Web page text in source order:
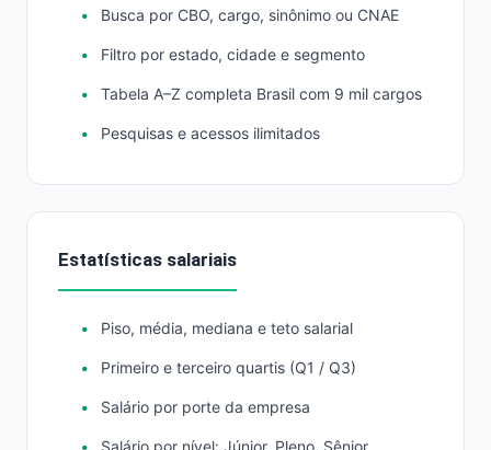
Busca por CBO, cargo, sinônimo ou CNAE
Filtro por estado, cidade e segmento
Tabela A–Z completa Brasil com 9 mil cargos
Pesquisas e acessos ilimitados
Estatísticas salariais
Piso, média, mediana e teto salarial
Primeiro e terceiro quartis (Q1 / Q3)
Salário por porte da empresa
Salário por nível: Júnior, Pleno, Sênior